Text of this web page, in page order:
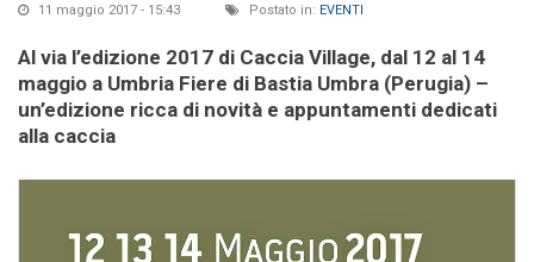
11 maggio 2017 - 15:43 Postato in: EVENTI
Al via l’edizione 2017 di Caccia Village, dal 12 al 14
maggio a Umbria Fiere di Bastia Umbra (Perugia) –
un’edizione ricca di novità e appuntamenti dedicati
alla caccia